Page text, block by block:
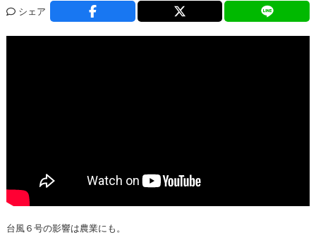
シェア
台風６号の影響は農業にも。